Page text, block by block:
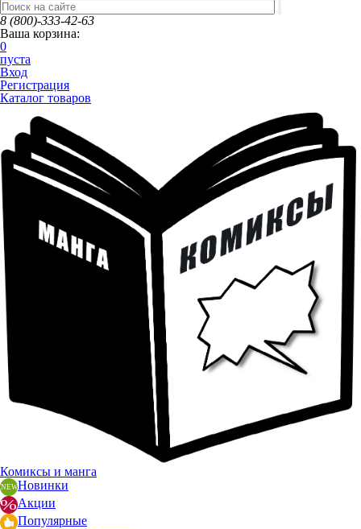
8 (800)-333-42-63
Ваша корзина:
0
пуста
Вход
Регистрация
Каталог товаров
Комиксы и манга
Новинки
Акции
Популярные